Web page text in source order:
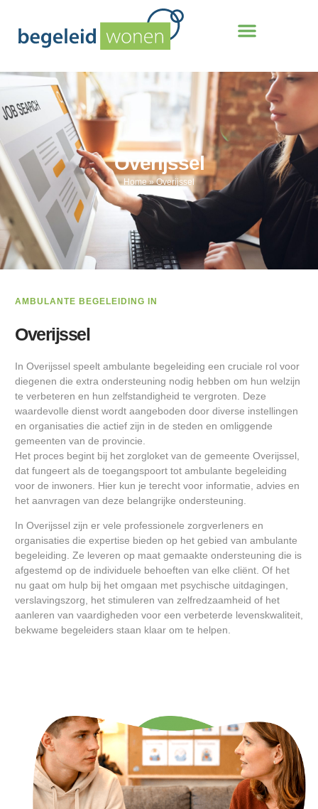
Overijssel
Home»Overijssel
AMBULANTE BEGELEIDING IN
Overijssel
In Overijssel speelt ambulante begeleiding een cruciale rol voor
diegenen die extra ondersteuning nodig hebben om hun welzijn
te verbeteren en hun zelfstandigheid te vergroten. Deze
waardevolle dienst wordt aangeboden door diverse instellingen
en organisaties die actief zijn in de steden en omliggende
gemeenten van de provincie.
Het proces begint bij het zorgloket van de gemeente Overijssel,
dat fungeert als de toegangspoort tot ambulante begeleiding
voor de inwoners. Hier kun je terecht voor informatie, advies en
het aanvragen van deze belangrijke ondersteuning.
In Overijssel zijn er vele professionele zorgverleners en
organisaties die expertise bieden op het gebied van ambulante
begeleiding. Ze leveren op maat gemaakte ondersteuning die is
afgestemd op de individuele behoeften van elke cliënt. Of het
nu gaat om hulp bij het omgaan met psychische uitdagingen,
verslavingszorg, het stimuleren van zelfredzaamheid of het
aanleren van vaardigheden voor een verbeterde levenskwaliteit,
bekwame begeleiders staan klaar om te helpen.